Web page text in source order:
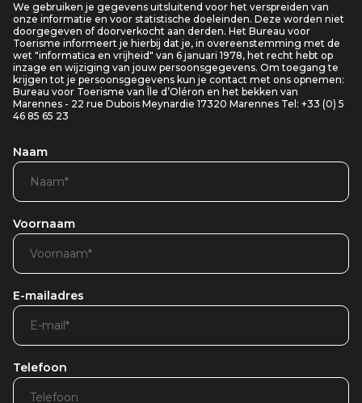
We gebruiken je gegevens uitsluitend voor het verspreiden van
onze informatie en voor statistische doeleinden. Deze worden niet
doorgegeven of doorverkocht aan derden. Het Bureau voor
Toerisme informeert je hierbij dat je, in overeenstemming met de
wet "informatica en vrijheid" van 6 januari 1978, het recht hebt op
inzage en wijziging van jouw persoonsgegevens. Om toegang te
krijgen tot je persoonsgegevens kun je contact met ons opnemen:
Bureau voor Toerisme van Île d’Oléron en het bekken van
Marennes - 22 rue Dubois Meynardie 17320 Marennes Tel: +33 (0) 5
46 85 65 23
Naam
Voornaam
E-mailadres
Telefoon